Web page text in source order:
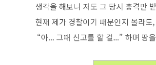
생각을 해보니 저도 그 당시 충격만
현재 제가 경찰이기 때문인지 몰라도,
“아... 그때 신고를 할 걸...” 하며 땅